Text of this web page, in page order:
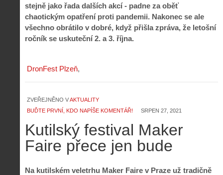
stejně jako řada dalších akcí - padne za oběť
chaotickým opatření proti pandemii. Nakonec se ale
všechno obrátilo v dobré, když přišla zpráva, že letošní
ročník se uskuteční 2. a 3. října.
DronFest Plzeň
ZVEŘEJNĚNO VAKTUALITY
BUĎTE PRVNÍ, KDO NAPÍŠE KOMENTÁŘ!
SRPEN 27, 2021
Kutilský festival Maker
Faire přece jen bude
Na kutilském veletrhu Maker Faire v Praze už tradičně